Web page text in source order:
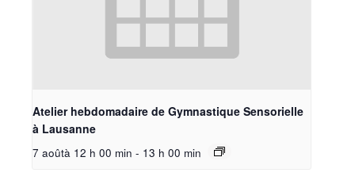
Atelier hebdomadaire de Gymnastique Sensorielle
à Lausanne
7 aoûtà 12 h 00 min - 13 h 00 min